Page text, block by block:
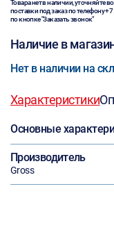
Товара нет в наличии, уточняйте
поставки под заказ по телефону+7
по кнопке "Заказать звонок"
Наличие в
Нет в наличии на
Характеристики
Основные
Производитель
Gross